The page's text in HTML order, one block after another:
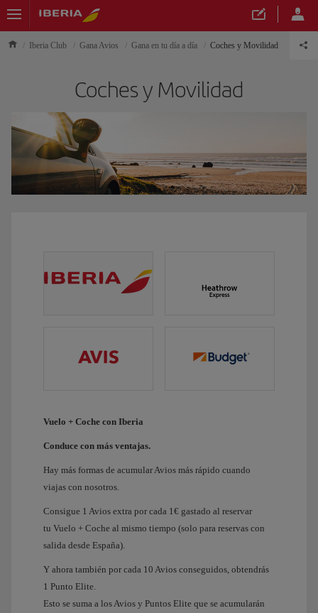
Iberia Club Gana Avios Gana en tu día a día Coches y Movilidad
Coches y Movilidad
Vuelo + Coche con Iberia
Conduce con más ventajas.
Hay más formas de acumular Avios más rápido cuando
viajas con nosotros.
Consigue 1 Avios extra por cada 1€ gastado al reservar
tu Vuelo + Coche al mismo tiempo (solo para reservas con
salida desde España).
Y ahora también por cada 10 Avios conseguidos, obtendrás
1 Punto Elite.
Esto se suma a los Avios y Puntos Elite que se acumularán